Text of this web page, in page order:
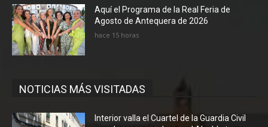
Aquí el Programa de la Real Feria de
Agosto de Antequera de 2026
hace 15 horas
NOTICIAS MÁS VISITADAS
Interior valla el Cuartel de la Guardia Civil